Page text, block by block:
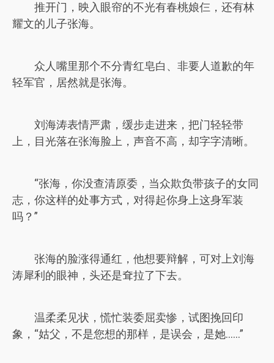
推开门，映入眼帘的不光有春桃娘仨，还有林
耀文的儿子张海。
众人嘴里那个不分青红皂白、非要人道歉的年
轻军官，居然就是张海。
刘海涛表情严肃，缓步走进来，把门轻轻带
上，目光落在张海脸上，声音不高，却字字清晰。
“张海，你没查清原委，当众欺负带孩子的女同
志，你这样的处事方式，对得起你身上这身军装
吗？”
张海的脸涨得通红，他想要辩解，可对上刘海
涛犀利的眼神，头还是耷拉了下去。
温柔柔见状，慌忙装委屈卖惨，试图挽回印
象，“姑父，不是您想的那样，是误会，是她……”